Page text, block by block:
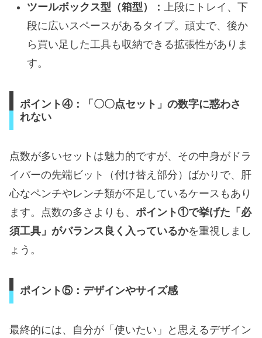
ツールボックス型（箱型）：
上段にトレイ、下
段に広いスペースがあるタイプ。頑丈で、後か
ら買い足した工具も収納できる拡張性がありま
す。
ポイント④：「〇〇点セット」の数字に惑わさ
れない
点数が多いセットは魅力的ですが、その中身がドラ
イバーの先端ビット（付け替え部分）ばかりで、肝
心なペンチやレンチ類が不足しているケースもあり
ます。点数の多さよりも、 ポイント①で挙げた「必
須工具」がバランス良く入っているかを重視しまし
ょう。
ポイント⑤：デザインやサイズ感
最終的には、自分が「使いたい」と思えるデザイン